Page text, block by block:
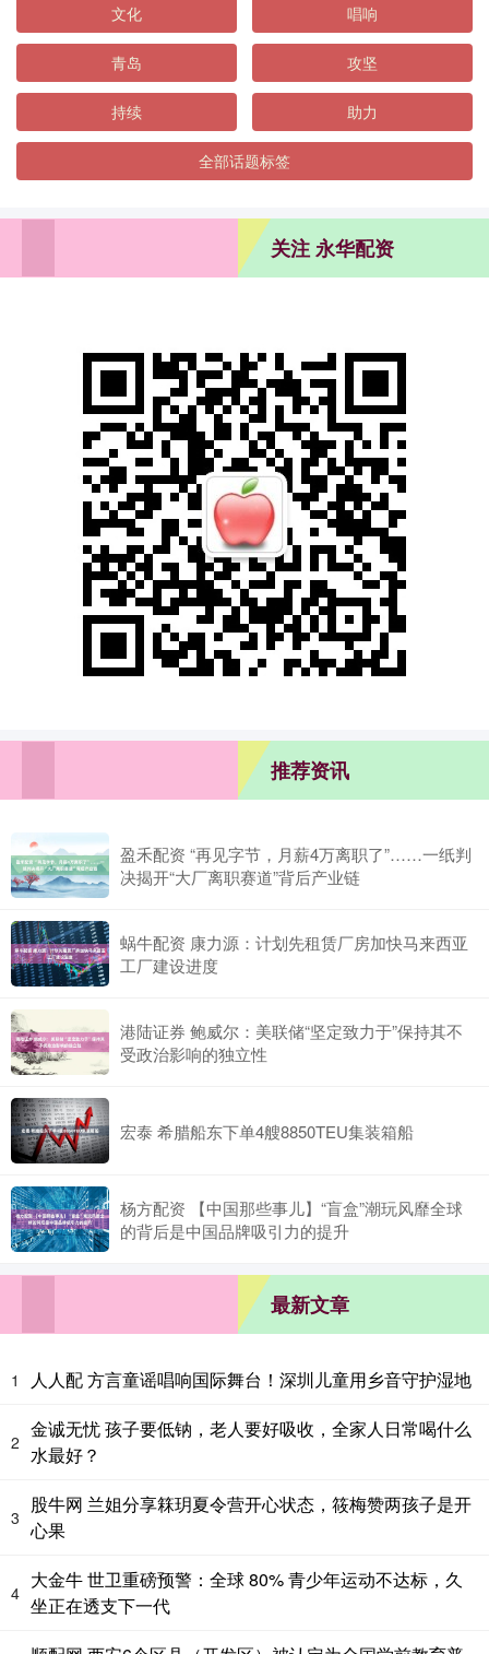
文化 唱响
青岛 攻坚
持续 助力
全部话题标签
关注 永华配资
推荐资讯
盈禾配资 “再见字节，月薪4万离职了”……一纸判
决揭开“大厂离职赛道”背后产业链
蜗牛配资 康力源：计划先租赁厂房加快马来西亚
工厂建设进度
港陆证券 鲍威尔：美联储“坚定致力于”保持其不
受政治影响的独立性
宏泰 希腊船东下单4艘8850TEU集装箱船
杨方配资 【中国那些事儿】“盲盒”潮玩风靡全球
的背后是中国品牌吸引力的提升
最新文章
1 人人配 方言童谣唱响国际舞台！深圳儿童用乡音守护湿地
2
金诚无忧 孩子要低钠，老人要好吸收，全家人日常喝什么
水最好？
3
股牛网 兰姐分享箖玥夏令营开心状态，筱梅赞两孩子是开
心果
4
大金牛 世卫重磅预警：全球 80% 青少年运动不达标，久
坐正在透支下一代